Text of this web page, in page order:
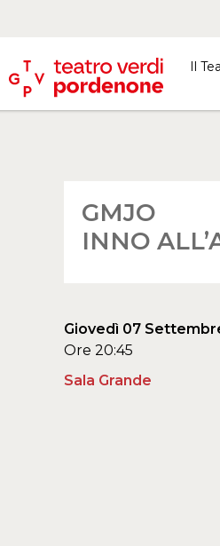
Il
GMJO
INNO
Giovedì 07
Ore 20:45
Sala Grande